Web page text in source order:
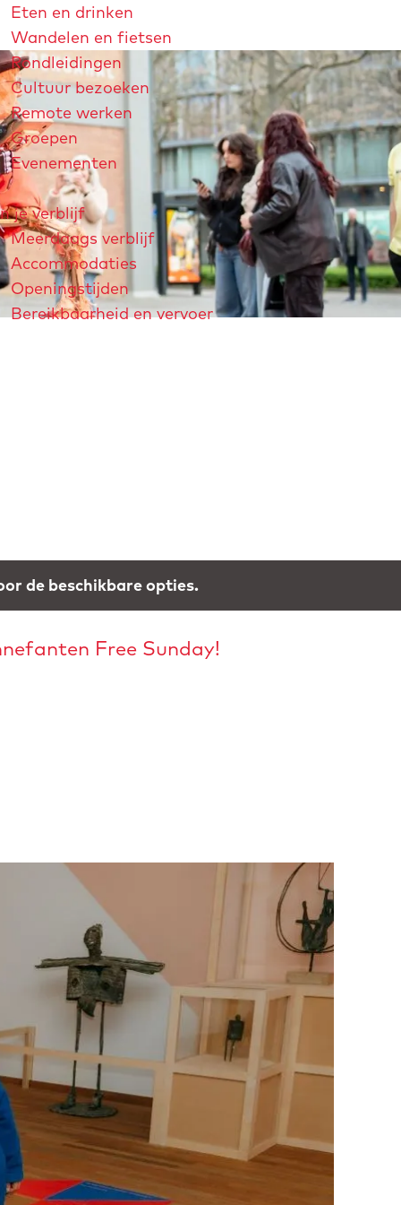
Eten en drinken
Wandelen en fietsen
Rondleidingen
Cultuur bezoeken
Remote werken
Groepen
Evenementen
je verblijf
Meerdaags verblijf
Accommodaties
Openingstijden
Bereikbaarheid en vervoer
de beschikbare opties.
Free Sunday!